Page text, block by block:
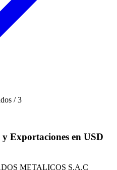
/3
Exportaciones en USD
METALICOS S.A.C